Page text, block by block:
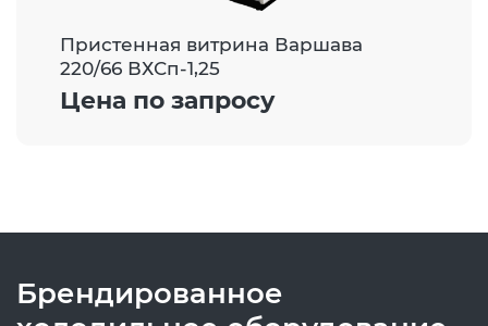
Пристенная витрина Варшава
220/66 ВХСп-1,25
Цена по запросу
Брендированное